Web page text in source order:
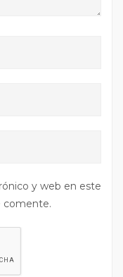
y web en este
comente.